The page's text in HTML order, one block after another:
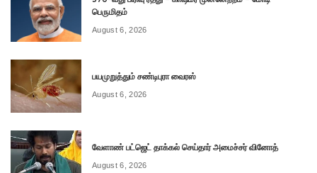
பெருமிதம்
August 6, 2026
பயமுறுத்தும் சண்டிபுரா வைரஸ்
August 6, 2026
வேளாண் பட்ஜெட் தாக்கல் செய்தார் அமைச்சர் வினோத்
August 6, 2026